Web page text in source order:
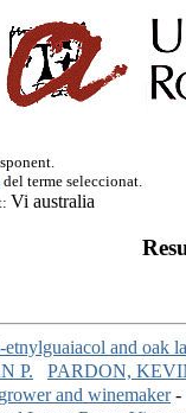
del terme seleccionat.
Vi australia
and oak
P.
PARDON,
and winemaker-